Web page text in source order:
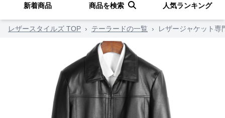
新着商品 商品を検索 人気ランキング
レザースタイルズ TOP › テーラードの一覧 › レザージャケット専